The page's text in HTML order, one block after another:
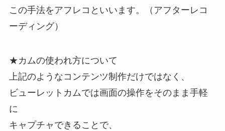
この手法をアフレコといいます。（アフターレコ
ーディング）
★カムの使われ方について
上記のようなコンテンツ制作だけではなく、
ビューレットカムでは画面の操作をそのまま手軽
に
キャプチャできることで、